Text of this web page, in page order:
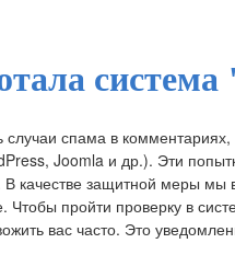
спама в
Joomla и др.). Эти
качестве защитной меры мы
Чтобы пройти проверку в
вас часто. Это